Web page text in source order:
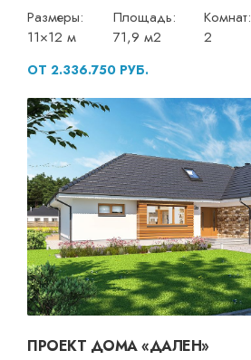
Размеры:
11×12 м
Площадь:
71,9 м2
Комнат:
2
ОТ 2.336.750 РУБ.
ПРОЕКТ ДОМА «ДАЛЕН»